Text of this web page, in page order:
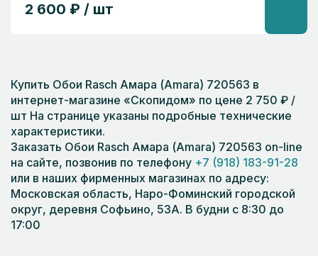
2 600 ₽ / шт
Купить Обои Rasch Амара (Amara) 720563 в
интернет-магазине «Скопидом» по цене 2 750 ₽ /
шт На странице указаны подробные технические
характеристики.
Заказать Обои Rasch Амара (Amara) 720563 on-line
на сайте, позвонив по телефону +7 (918) 183-91-28
или в наших фирменных магазинах по адресу:
Московская область, Наро-Фоминский городской
округ, деревня Софьино, 53А. В будни с 8:30 до
17:00